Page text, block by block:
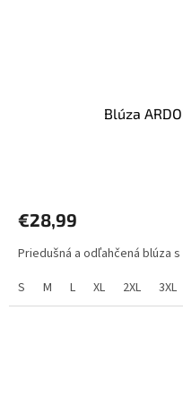
Blúza
€28,99
Priedušná a odľahčená blúza
S
M L XL 2XL 3XL